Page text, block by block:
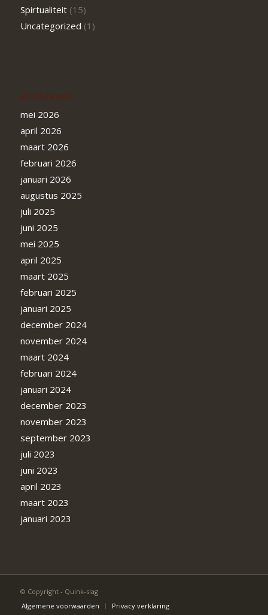
Spirtualiteit(15)
Uncategorized (1)
Archieven
mei 2026
april 2026
maart 2026
februari 2026
januari 2026
augustus 2025
juli 2025
juni 2025
mei 2025
april 2025
maart 2025
februari 2025
januari 2025
december 2024
november 2024
maart 2024
februari 2024
januari 2024
december 2023
november 2023
september 2023
juli 2023
juni 2023
april 2023
maart 2023
januari 2023
© Copyright - Quink-slag
Algemene voorwaarden
Privacy verklaring